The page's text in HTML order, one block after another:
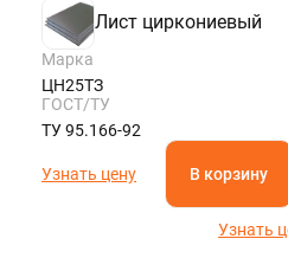
Лист циркониевый
Марка
ЦН25ТЗ
ГОСТ/ТУ
ТУ 95.166-92
Узнать цену В корзину
Узнать